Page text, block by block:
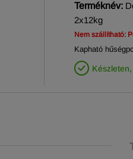
Terméknév:
2x12kg
Nem szállítható:
Kapható